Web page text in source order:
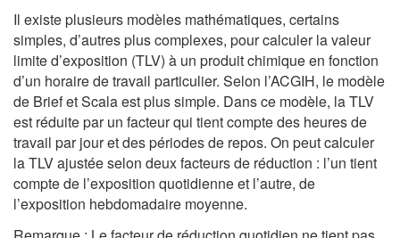
Il existe plusieurs modèles mathématiques, certains
simples, d’autres plus complexes, pour calculer la valeur
limite d’exposition (TLV) à un produit chimique en fonction
d’un horaire de travail particulier. Selon l’ACGIH, le modèle
de Brief et Scala est plus simple. Dans ce modèle, la TLV
est réduite par un facteur qui tient compte des heures de
travail par jour et des périodes de repos. On peut calculer
la TLV ajustée selon deux facteurs de réduction : l’un tient
compte de l’exposition quotidienne et l’autre, de
l’exposition hebdomadaire moyenne.